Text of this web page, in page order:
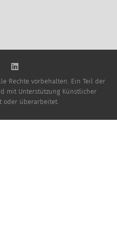
Rechte vorbehalten. Ein Teil der
mit Unterstützung Künstlicher
oder überarbeitet.